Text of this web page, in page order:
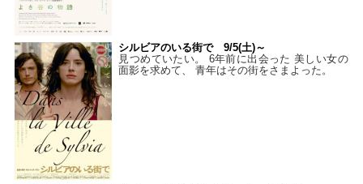
シルビアのいる街で 9/5(土)～
見つめていたい。 6年前に出会った 美しい女の
面影を求めて、 青年はその街をさまよった。